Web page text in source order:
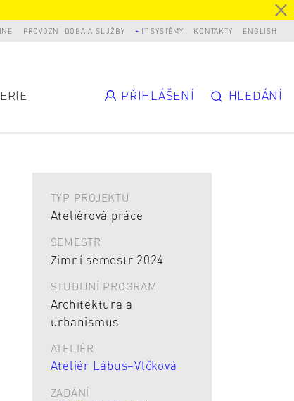
PROVOZNÍ DOBA A SLUŽBY IT SYSTÉMY KONTAKTY ENGLISH
PŘIHLÁŠENÍ HLEDÁNÍ
TYP PROJEKTU
Ateliérová práce
SEMESTR
Zimní semestr 2024
STUDIJNÍ PROGRAM
Architektura a
urbanismus
ATELIÉR
Ateliér Lábus–Vlčková
ZADÁNÍ